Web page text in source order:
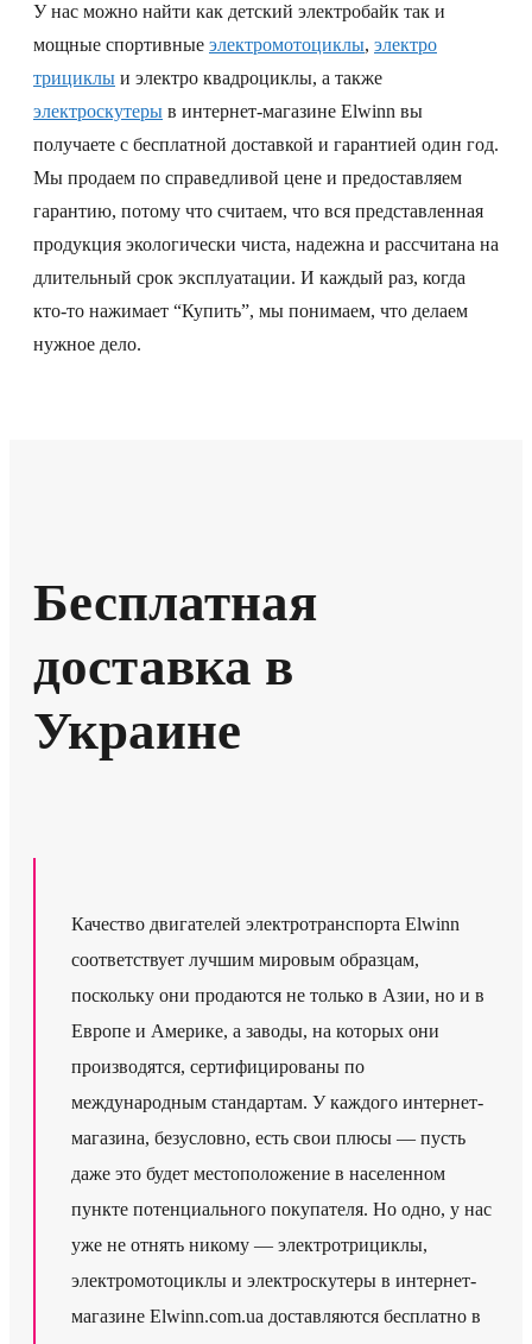
У нас можно найти как детский электробайк так и
мощные спортивные электромотоциклы, электро
трициклы и электро квадроциклы, а также
электроскутеры в интернет-магазине Elwinn вы
получаете с бесплатной доставкой и гарантией один год.
Мы продаем по справедливой цене и предоставляем
гарантию, потому что считаем, что вся представленная
продукция экологически чиста, надежна и рассчитана на
длительный срок эксплуатации. И каждый раз, когда
кто-то нажимает “Купить”, мы понимаем, что делаем
нужное дело.
Бесплатная
доставка в
Украине
Качество двигателей электротранспорта Elwinn
соответствует лучшим мировым образцам,
поскольку они продаются не только в Азии, но и в
Европе и Америке, а заводы, на которых они
производятся, сертифицированы по
международным стандартам. У каждого интернет-
магазина, безусловно, есть свои плюсы — пусть
даже это будет местоположение в населенном
пункте потенциального покупателя. Но одно, у нас
уже не отнять никому — электротрициклы,
электромотоциклы и электроскутеры в интернет-
магазине Elwinn.com.ua доставляются бесплатно в